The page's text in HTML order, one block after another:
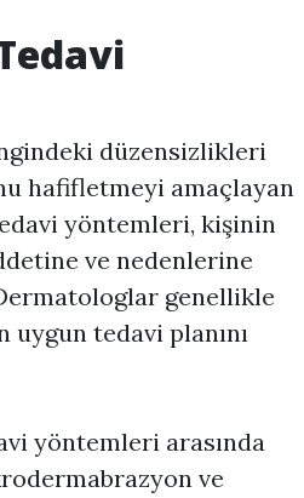
düzensizlikleri
hafifletmeyi amaçlayan
yöntemleri, kişinin
ve nedenlerine
genellikle
tedavi planını
yöntemleri arasında
ve